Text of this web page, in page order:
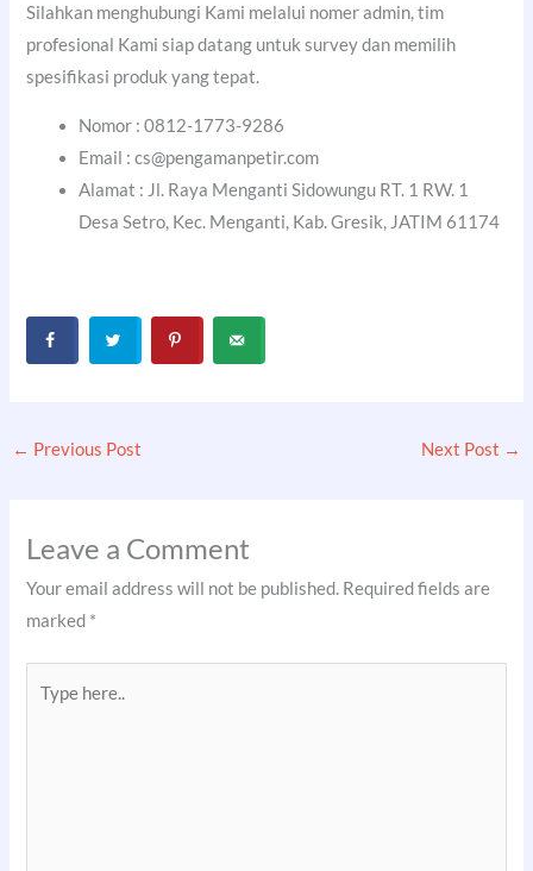
Silahkan menghubungi Kami melalui nomer admin, tim
profesional Kami siap datang untuk survey dan memilih
spesifikasi produk yang tepat.
Nomor : 0812-1773-9286
Email : cs@pengamanpetir.com
Alamat : Jl. Raya Menganti Sidowungu RT. 1 RW. 1
Desa Setro, Kec. Menganti, Kab. Gresik, JATIM 61174
← Previous Post Next Post →
Leave a Comment
Your email address will not be published. Required fields are
marked *
here..